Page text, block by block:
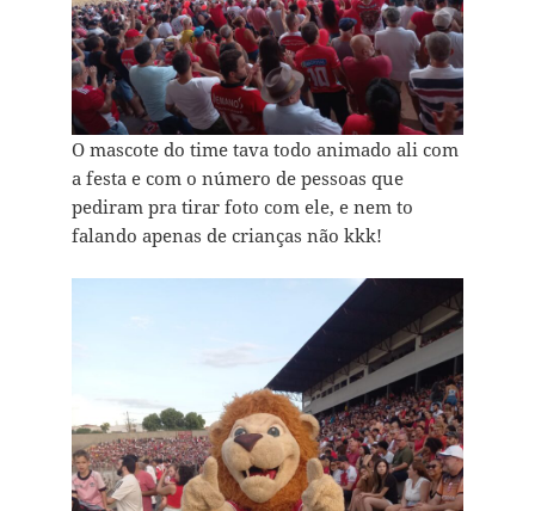
O mascote do time tava todo animado ali com
a festa e com o número de pessoas que
pediram pra tirar foto com ele, e nem to
falando apenas de crianças não kkk!